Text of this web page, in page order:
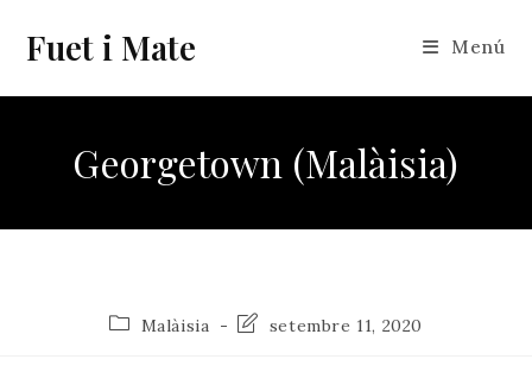
contingut
Fuet i Mate Menú
Georgetown (Malàisia)
Categoria
Malàisia
Últimasetembre 11, 2020